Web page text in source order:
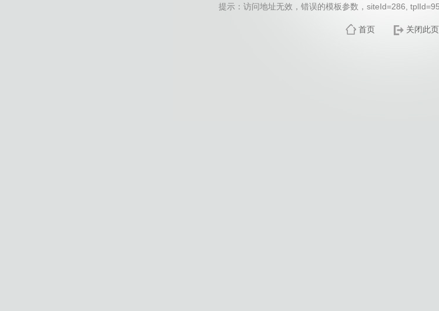
提示：访问地址无效，错误的模板参数，siteId=286,
首页 关闭此页